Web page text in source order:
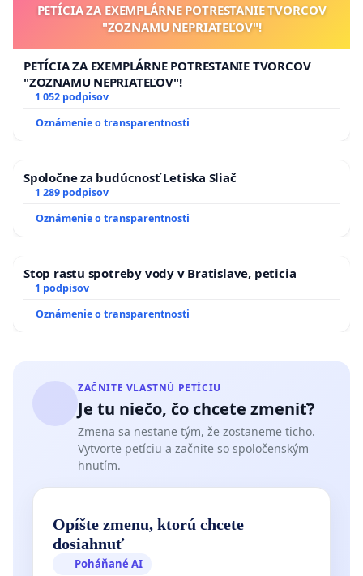
PETÍCIA ZA EXEMPLÁRNE POTRESTANIE TVORCOV
"ZOZNAMU NEPRIATEĽOV"!
PETÍCIA ZA EXEMPLÁRNE POTRESTANIE TVORCOV
"ZOZNAMU NEPRIATEĽOV"!
1 052 podpisov
Oznámenie o transparentnosti
Spoločne za budúcnosť Letiska Sliač
1 289 podpisov
Oznámenie o transparentnosti
Stop rastu spotreby vody v Bratislave, peticia
1 podpisov
Oznámenie o transparentnosti
ZAČNITE VLASTNÚ PETÍCIU
Je tu niečo, čo chcete zmeniť?
Zmena sa nestane tým, že zostaneme ticho.
Vytvorte petíciu a začnite so spoločenským
hnutím.
Opíšte zmenu, ktorú chcete
dosiahnuť
Poháňané AI